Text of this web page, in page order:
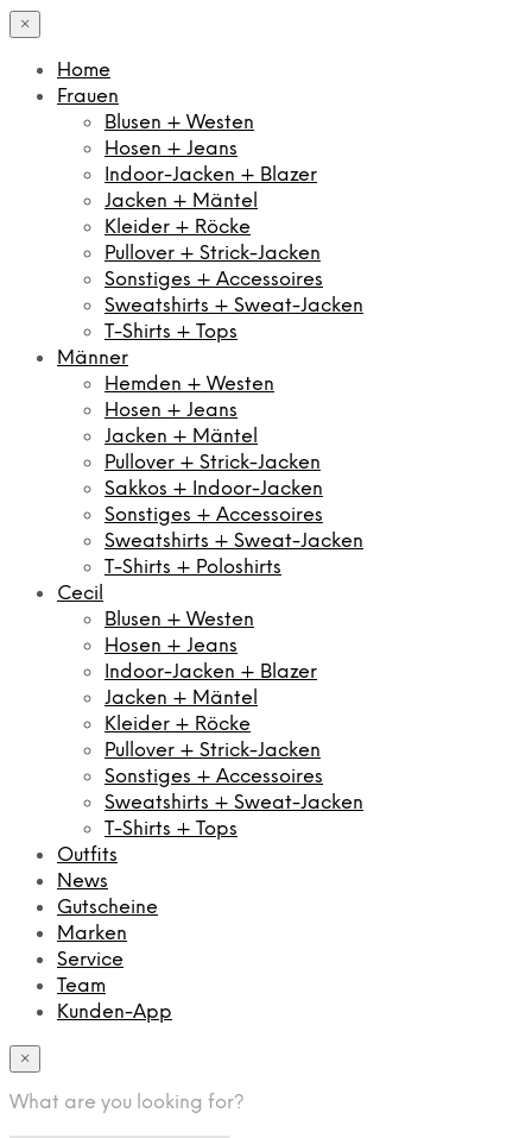
×
Home
Frauen
Blusen + Westen
Hosen + Jeans
Indoor-Jacken + Blazer
Jacken + Mäntel
Kleider + Röcke
Pullover + Strick-Jacken
Sonstiges + Accessoires
Sweatshirts + Sweat-Jacken
T-Shirts + Tops
Männer
Hemden + Westen
Hosen + Jeans
Jacken + Mäntel
Pullover + Strick-Jacken
Sakkos + Indoor-Jacken
Sonstiges + Accessoires
Sweatshirts + Sweat-Jacken
T-Shirts + Poloshirts
Cecil
Blusen + Westen
Hosen + Jeans
Indoor-Jacken + Blazer
Jacken + Mäntel
Kleider + Röcke
Pullover + Strick-Jacken
Sonstiges + Accessoires
Sweatshirts + Sweat-Jacken
T-Shirts + Tops
Outfits
News
Gutscheine
Marken
Service
Team
Kunden-App
×
What are you looking for?